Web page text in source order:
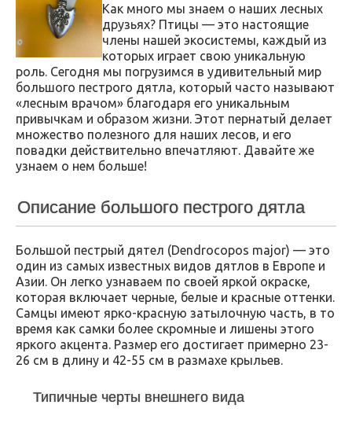
Как много мы знаем о наших лесных
друзьях? Птицы — это настоящие
члены нашей экосистемы, каждый из
которых играет свою уникальную
роль. Сегодня мы погрузимся в удивительный мир
большого пестрого дятла, который часто называют
«лесным врачом» благодаря его уникальным
привычкам и образом жизни. Этот пернатый делает
множество полезного для наших лесов, и его
повадки действительно впечатляют. Давайте же
узнаем о нем больше!
Описание большого пестрого дятла
Большой пестрый дятел (Dendrocopos major) — это
один из самых известных видов дятлов в Европе и
Азии. Он легко узнаваем по своей яркой окраске,
которая включает черные, белые и красные оттенки.
Самцы имеют ярко-красную затылочную часть, в то
время как самки более скромные и лишены этого
яркого акцента. Размер его достигает примерно 23-
26 см в длину и 42-55 см в размахе крыльев.
Типичные черты внешнего вида